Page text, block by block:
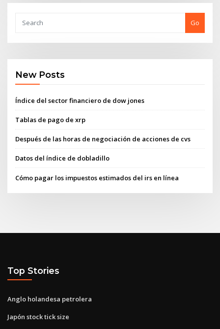
Go
New Posts
Índice del sector financiero de dow jones
Tablas de pago de xrp
Después de las horas de negociación de acciones de cvs
Datos del índice de dobladillo
Cómo pagar los impuestos estimados del irs en línea
Top Stories
Anglo holandesa petrolera
Japón stock tick size